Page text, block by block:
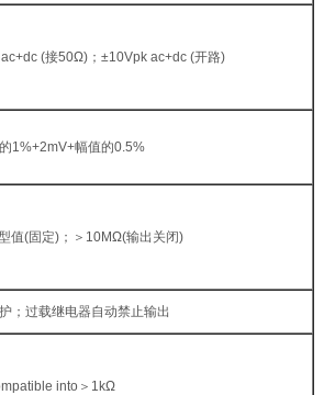
(接50Ω)；±10Vpk ac+dc (开路)
1%+2mV+幅值的0.5%
值(固定)；＞10MΩ(输出关闭)
；过载继电器自动禁止输出
into＞1kΩ